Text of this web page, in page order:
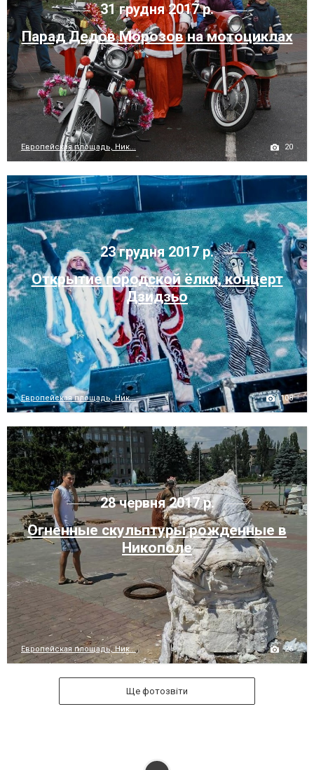
31 грудня 2017 р.
Парад Дедов Морозов на мотоциклах
Европейская площадь, Ник... 20
23 грудня 2017 р.
Открытие городской ёлки, концерт
Дзидзьо
Европейская площадь, Ник... 108
28 червня 2017 р.
Огненные скульптуры рожденные в
Никополе
Европейская площадь, Ник... 26
Ще фотозвіти